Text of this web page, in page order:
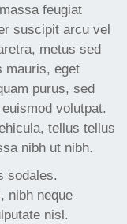
feugiat
suscipit arcu vel
metus sed
mauris, eget
purus, sed
volutpat.
tellus tellus
nibh ut nibh.
sodales.
nibh neque
nisl.